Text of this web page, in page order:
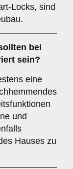
Locks, sind
bei
sein?
eine
und
Hauses zu